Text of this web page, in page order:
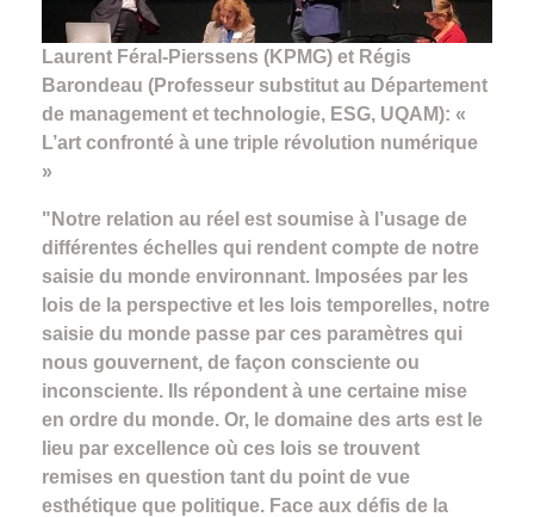
Laurent Féral-Pierssens (KPMG) et Régis
Barondeau (Professeur substitut au Département
de management et technologie, ESG, UQAM): «
L’art confronté à une triple révolution numérique
»
"Notre relation au réel est soumise à l’usage de
différentes échelles qui rendent compte de notre
saisie du monde environnant. Imposées par les
lois de la perspective et les lois temporelles, notre
saisie du monde passe par ces paramètres qui
nous gouvernent, de façon consciente ou
inconsciente. Ils répondent à une certaine mise
en ordre du monde. Or, le domaine des arts est le
lieu par excellence où ces lois se trouvent
remises en question tant du point de vue
esthétique que politique. Face aux défis de la